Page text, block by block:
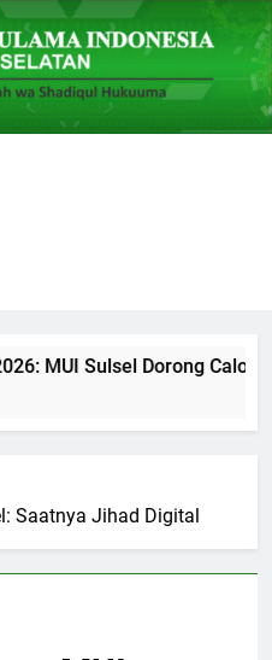
MUI Sulsel Dorong Calon
Saatnya Jihad Digital